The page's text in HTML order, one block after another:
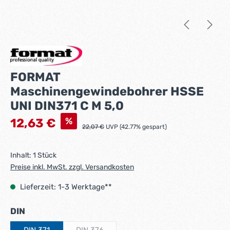
FORMAT
Maschinengewindebohrer HSSE
UNI DIN371 C M 5,0
Verkaufspreis:
12,63 € % Regulärer Preis:
22,07 € UVP (42.77% gespart)
Inhalt: 1 Stück
Preise inkl. MwSt. zzgl. Versandkosten
Lieferzeit: 1-3 Werktage**
DIN